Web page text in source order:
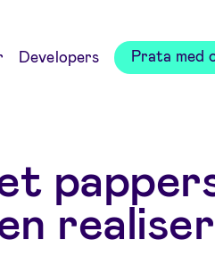
Developers Prata med